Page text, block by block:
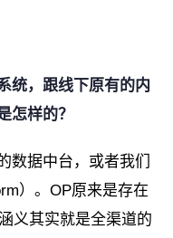
统，跟线下原有的内
怎样的？
数据中台，或者我们
）。OP原来是存在
义其实就是全渠道的